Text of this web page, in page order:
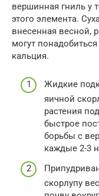
вершинная гниль у
этого элемента.
внесенная весной,
могут
кальция.
Жидкие
яичной
растения
быстрое
борьбы с
каждые 2-3
скорлупу